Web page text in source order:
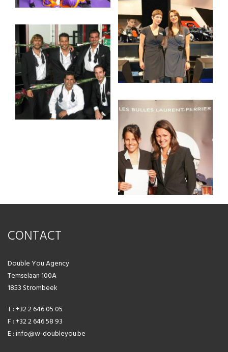
CONTACT
Double You Agency
Temselaan 100A
1853 Strombeek
T : +32 2 646 05 05
F : +32 2 646 58 93
E : info@w-doubleyou.be